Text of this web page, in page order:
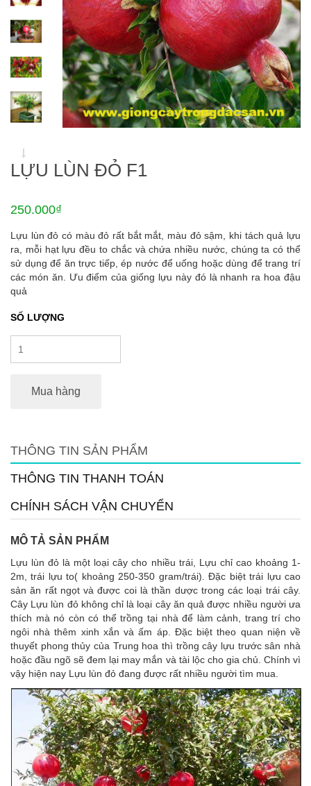
LỰU LÙN ĐỎ F1
250.000₫
Lựu lùn đỏ có màu đỏ rất bắt mắt, màu đỏ sậm, khi tách quả lựu
ra, mỗi hạt lựu đều to chắc và chứa nhiều nước, chúng ta có thể
sử dụng để ăn trực tiếp, ép nước để uống hoặc dùng để trang trí
các món ăn. Ưu điểm của giống lựu này đó là nhanh ra hoa đậu
quả
SỐ LƯỢNG
Mua hàng
THÔNG TIN SẢN PHẨM
THÔNG TIN THANH TOÁN
CHÍNH SÁCH VẬN CHUYỂN
MÔ TẢ SẢN PHẨM
Lựu lùn đỏ là một loại cây cho nhiều trái, Lựu chỉ cao khoảng 1-
2m, trái lựu to( khoảng 250-350 gram/trái). Đặc biệt trái lựu cao
sản ăn rất ngọt và được coi là thần dược trong các loại trái cây.
Cây Lựu lùn đỏ không chỉ là loại cây ăn quả được nhiều người ưa
thích mà nó còn có thể trồng tại nhà để làm cảnh, trang trí cho
ngôi nhà thêm xinh xắn và ấm áp. Đặc biệt theo quan niện về
thuyết phong thủy của Trung hoa thì trồng cây lựu trước sân nhà
hoặc đầu ngõ sẽ đem lại may mắn và tài lộc cho gia chủ. Chính vì
vậy hiện nay Lựu lùn đỏ đang được rất nhiều người tìm mua.